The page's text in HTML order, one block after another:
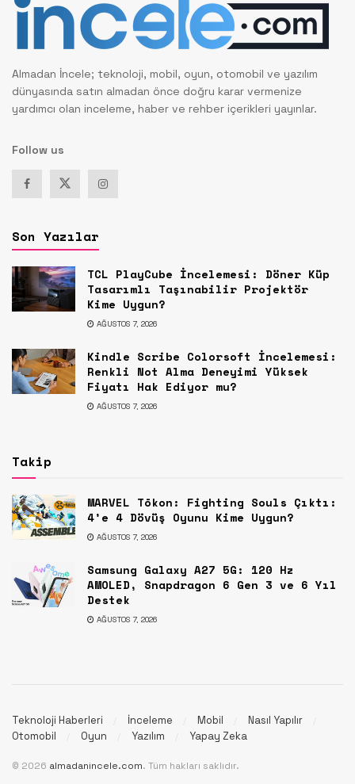
Almadan İncele; teknoloji, mobil, oyun, otomobil ve yazılım
dünyasında satın almadan önce doğru karar vermenize
yardımcı olan inceleme, haber ve rehber içerikleri yayınlar.
Follow us
Son Yazılar
TCL PlayCube İncelemesi: Döner Küp
Tasarımlı Taşınabilir Projektör
Kime Uygun?
AĞUSTOS 7, 2026
Kindle Scribe Colorsoft İncelemesi:
Renkli Not Alma Deneyimi Yüksek
Fiyatı Hak Ediyor mu?
AĞUSTOS 7, 2026
Takip
MARVEL Tōkon: Fighting Souls Çıktı:
4’e 4 Dövüş Oyunu Kime Uygun?
AĞUSTOS 7, 2026
Samsung Galaxy A27 5G: 120 Hz
AMOLED, Snapdragon 6 Gen 3 ve 6 Yıl
Destek
AĞUSTOS 7, 2026
Teknoloji Haberleri İnceleme Mobil
Nasıl Yapılır
Otomobil
Oyun Yazılım Yapay Zeka
© 2026 almadanincele.com. Tüm hakları saklıdır.